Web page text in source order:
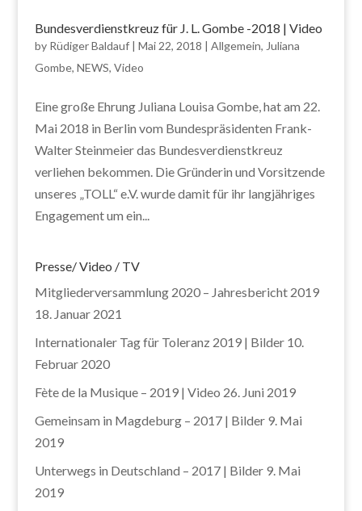
Bundesverdienstkreuz für J. L. Gombe -2018 | Video
by Rüdiger Baldauf| Mai 22, 2018 | Allgemein, Juliana
Gombe, NEWS, Video
Eine große Ehrung Juliana Louisa Gombe, hat am 22.
Mai 2018 in Berlin vom Bundespräsidenten Frank-
Walter Steinmeier das Bundesverdienstkreuz
verliehen bekommen. Die Gründerin und Vorsitzende
unseres „TOLL“ e.V. wurde damit für ihr langjähriges
Engagement um ein...
Presse/ Video / TV
Mitgliederversammlung 2020 – Jahresbericht 2019
18. Januar 2021
Internationaler Tag für Toleranz 2019 | Bilder 10.
Februar 2020
Fète de la Musique – 2019 | Video 26. Juni 2019
Gemeinsam in Magdeburg – 2017 | Bilder 9. Mai
2019
Unterwegs in Deutschland – 2017 | Bilder 9. Mai
2019